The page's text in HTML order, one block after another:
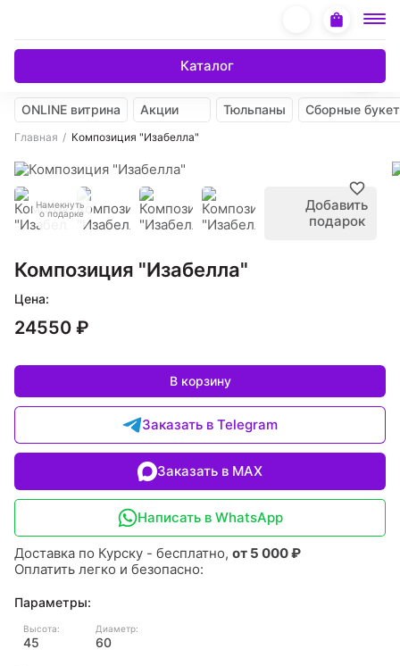
Каталог
ONLINE витрина Акции Тюльпаны Сборные
Главная Композиция "Изабелла"
Намекнуть
о подарке
Добавить
подарок
Композиция "Изабелла"
Цена:
24550 ₽
В корзину
Заказать в Telegram
Заказать в MAX
Написать в WhatsApp
Доставка по Курску - бесплатно, от 5 000 ₽
Оплатить легко и безопасно:
Параметры:
Высота:
45
Диаметр:
60